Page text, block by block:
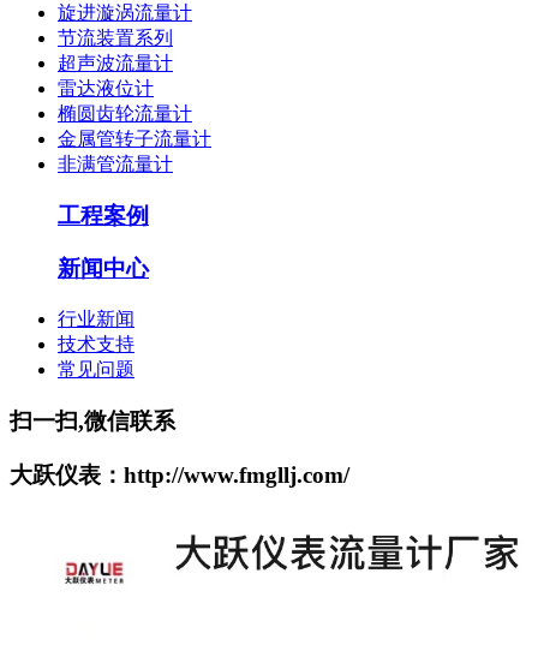
旋进漩涡流量计
节流装置系列
超声波流量计
雷达液位计
椭圆齿轮流量计
金属管转子流量计
非满管流量计
工程案例
新闻中心
行业新闻
技术支持
常见问题
扫一扫,微信联系
大跃仪表：http://www.fmgllj.com/